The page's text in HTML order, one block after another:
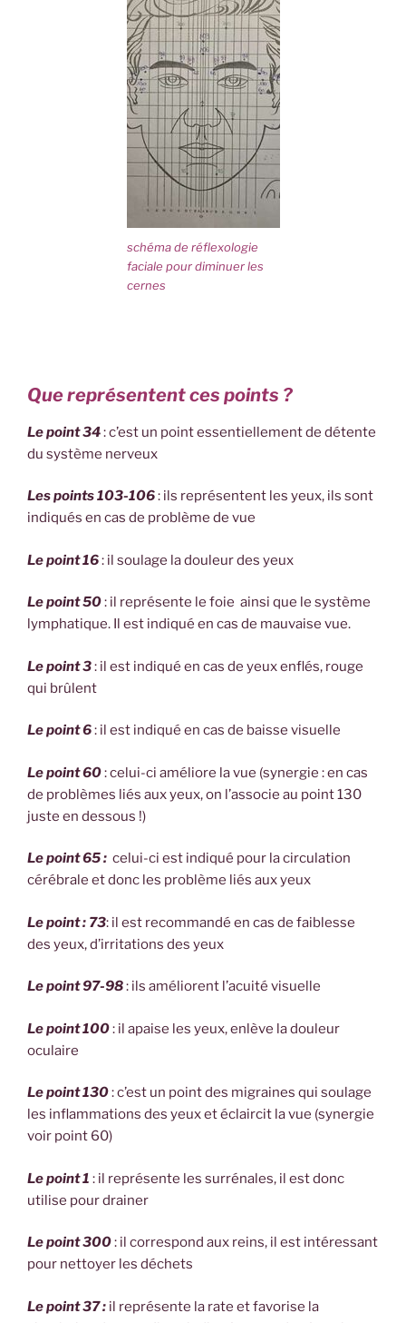
schéma de réflexologie
faciale pour diminuer les
cernes
Que représentent ces points ?
Le point 34: c’est un point essentiellement de détente
du système nerveux
Les points 103-106: ils représentent les yeux, ils sont
indiqués en cas de problème de vue
Le point 16: il soulage la douleur des yeux
Le point 50: il représente le foie ainsi que le système
lymphatique. Il est indiqué en cas de mauvaise vue.
Le point 3: il est indiqué en cas de yeux enflés, rouge
qui brûlent
Le point 6: il est indiqué en cas de baisse visuelle
Le point 60: celui-ci améliore la vue (synergie : en cas
de problèmes liés aux yeux, on l’associe au point 130
juste en dessous !)
Le point 65 : celui-ci est indiqué pour la circulation
cérébrale et donc les problème liés aux yeux
Le point : 73: il est recommandé en cas de faiblesse
des yeux, d’irritations des yeux
Le point 97-98: ils améliorent l’acuité visuelle
Le point 100: il apaise les yeux, enlève la douleur
oculaire
Le point 130: c’est un point des migraines qui soulage
les inflammations des yeux et éclaircit la vue (synergie
voir point 60)
Le point 1 : il représente les surrénales, il est donc
utilise pour drainer
Le point 300: il correspond aux reins, il est intéressant
pour nettoyer les déchets
Le point 37 : il représente la rate et favorise la